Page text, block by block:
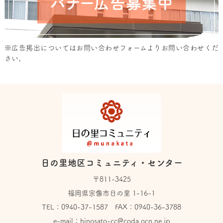
※広告掲出については お問い合わせフォーム よりお問い合わせくだ
さい。
日の里地区コミュニティ・センター
〒811-3425
福岡県宗像市日の里 1-16-1
TEL： 0940-37-1587 FAX：0940-36-3788
e-mail： hinosato-cc@coda.ocn.ne.jp